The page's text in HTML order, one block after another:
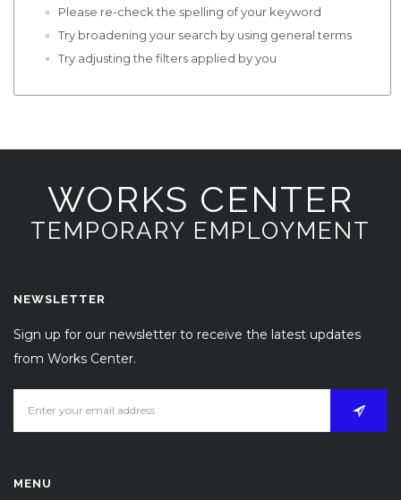
Please re-check the spelling of your keyword
Try broadening your search by using general terms
Try adjusting the filters applied by you
WORKS CENTER
TEMPORARY EMPLOYMENT
NEWSLETTER
Sign up for our newsletter to receive the latest updates
from Works Center.
MENU